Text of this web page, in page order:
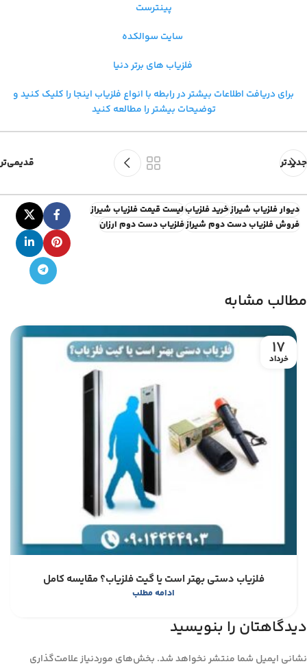
پینترست
سایت سوالکده
فلزیاب های برتر دنیا
برای دریافت اطلاعات بیشتر در رابطه با انواع فلزیاب اینجا را کلیک کنید و
توضیحات بیشتر را مطالعه کنید
جدیدتر قدیمی‌تر
دیوار فلزیاب شیرازخرید فلزیابلیست قیمت فلزیاب شیراز
فروش فلزیاب دست دوم شیرازفلزیاب دست دوم ارزان
مطالب مشابه
17
خرداد
فلزیاب دستی بهتر است یا گیت فلزیاب؟ مقایسه کامل
ادامه مطلب
دیدگاهتان را بنویسید
نشانی ایمیل شما منتشر نخواهد شد. بخش‌های موردنیاز علامت‌گذاری